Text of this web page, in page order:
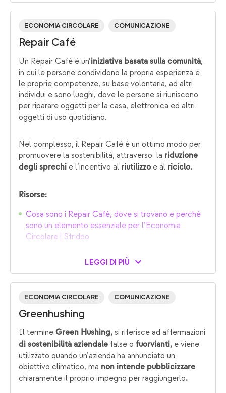
ECONOMIA CIRCOLARE COMUNICAZIONE
Repair Café
Un Repair Café è un’iniziativa basata sulla comunità,
in cui le persone condividono la propria esperienza e
le proprie competenze, su base volontaria, ad altri
individui e sono luoghi, dove le persone si riuniscono
per riparare oggetti per la casa, elettronica ed altri
oggetti di uso quotidiano.
Nel complesso, il Repair Café è un ottimo modo per
promuovere la sostenibilità, attraverso la riduzione
degli sprechi e l’incentivo al riutilizzo e al riciclo.
Risorse:
Cosa sono i Repair Café, dove si trovano e perché
sono un elemento essenziale per l’Economia
Circolare | Sfridoo
LEGGI DI PIÙ
ECONOMIA CIRCOLARE COMUNICAZIONE
Greenhushing
Il termine Green Hushing, si riferisce ad affermazioni
di sostenibilità aziendale false o fuorvianti, e viene
utilizzato quando un’azienda ha annunciato un
obiettivo climatico, ma non intende pubblicizzare
chiaramente il proprio impegno per raggiungerlo.